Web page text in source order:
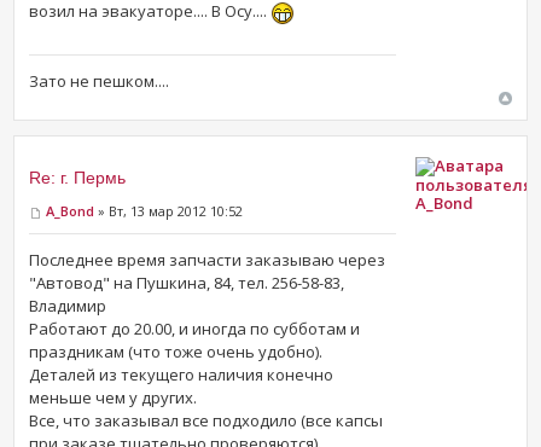
возил на эвакуаторе.... В Осу....
Зато не пешком....
Re: г. Пермь
A_Bond » Вт, 13 мар 2012 10:52
Последнее время запчасти заказываю через
"Автовод" на Пушкина, 84, тел. 256-58-83,
Владимир
Работают до 20.00, и иногда по субботам и
праздникам (что тоже очень удобно).
Деталей из текущего наличия конечно
меньше чем у других.
Все, что заказывал все подходило (все капсы
A_Bond